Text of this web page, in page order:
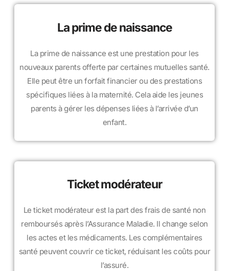
La prime de naissance
La prime de naissance est une prestation pour les
nouveaux parents offerte par certaines mutuelles santé.
Elle peut être un forfait financier ou des prestations
spécifiques liées à la maternité. Cela aide les jeunes
parents à gérer les dépenses liées à l’arrivée d’un
enfant.
Ticket modérateur
Le ticket modérateur est la part des frais de santé non
remboursés après l’Assurance Maladie. Il change selon
les actes et les médicaments. Les complémentaires
santé peuvent couvrir ce ticket, réduisant les coûts pour
l’assuré.